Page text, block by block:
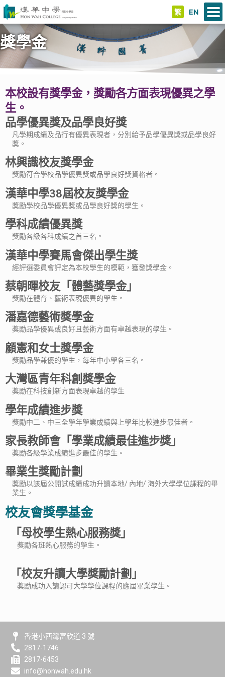
繁 EN
獎學金
本校設有獎學金，獎勵各方面表現優異之學
生。
品學優異獎及品學良好獎
凡學期成績及品行有優異表現者，分別給予品學優異獎或品學良好
獎。
林興識校友獎學金
獎勵符合學校品學優異獎或品學良好獎資格者。
漢華中學38屆校友獎學金
獎勵學校品學優異獎或品學良好獎的學生。
學科成績優異獎
獎勵各級各科成績之首三名。
漢華中學賽馬會傑出學生獎
經評選委員會評定為本校學生的模範，獲發獎學金。
蔡朝暉校友「體藝獎學金」
獎勵在體育、藝術表現優異的學生。
潘嘉德藝術獎學金
獎勵品學優異或良好且藝術方面有卓越表現的學生。
顧憲和女士獎學金
獎勵品學兼優的學生，每年中小學各三名。
大灣區青年科創獎學金
獎勵在科技創新方面表現卓越的學生
學年成績進步獎
獎勵中二、中三全學年學業成績與上學年比較進步最佳者。
家長教師會「學業成績最佳進步獎」
獎勵各級學業成績進步最佳的學生。
畢業生獎勵計劃
獎勵以該屆公開試成績成功升讀本地/ 內地/ 海外大學學位課程的畢
業生。
校友會獎學基金
「母校學生熱心服務獎」
獎勵各班熱心服務的學生。
「校友升讀大學獎勵計劃」
獎勵成功入讀認可大學學位課程的應屆畢業學生。
香港小西灣富欣道 3 號
2817-1746
2817-6453
info@honwah.edu.hk